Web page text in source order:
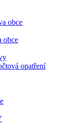
obce
obce
opatření